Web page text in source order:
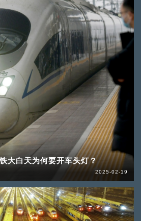
大白天为何要开车头灯？
2025-02-19